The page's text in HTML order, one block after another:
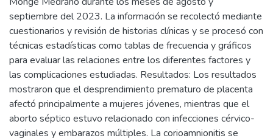
septiembre del 2023. La información se recolectó mediante
cuestionarios y revisión de historias clínicas y se procesó con
técnicas estadísticas como tablas de frecuencia y gráficos
para evaluar las relaciones entre los diferentes factores y
las complicaciones estudiadas. Resultados: Los resultados
mostraron que el desprendimiento prematuro de placenta
afectó principalmente a mujeres jóvenes, mientras que el
aborto séptico estuvo relacionado con infecciones cérvico-
vaginales y embarazos múltiples. La corioamnionitis se